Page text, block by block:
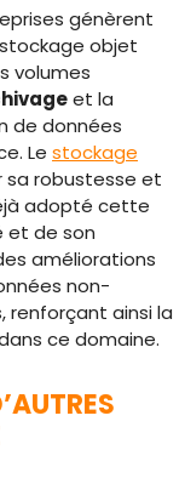
génèrent
objet
volumes
et la
de données
Le stockage
sa robustesse et
adopté cette
et de son
améliorations
non-
ainsi la
ce domaine.